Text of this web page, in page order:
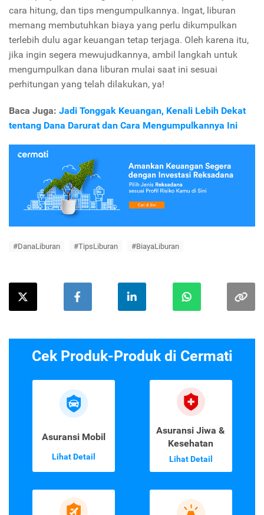
cara hitung, dan tips mengumpulkannya. Ingat, liburan
memang membutuhkan biaya yang perlu dikumpulkan
terlebih dulu agar keuangan tetap terjaga. Oleh karena itu,
jika ingin segera mewujudkannya, ambil langkah untuk
mengumpulkan dana liburan mulai saat ini sesuai
perhitungan yang telah dilakukan, ya!
Baca Juga: Jadi Tonggak Keuangan, Kenali Lebih Dekat
tentang Dana Darurat dan Cara Mengumpulkannya Ini
#DanaLiburan #TipsLiburan #BiayaLiburan
Cek Produk-Produk di Cermati
Asuransi Mobil
Lihat Detail
Asuransi Jiwa &
Kesehatan
Lihat Detail